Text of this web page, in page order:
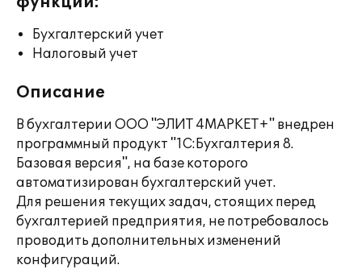
Бухгалтерский учет
Налоговый учет
Описание
В бухгалтерии ООО "ЭЛИТ 4МАРКЕТ+" внедрен
программный продукт "1С:Бухгалтерия 8.
Базовая версия", на базе которого
автоматизирован бухгалтерский учет.
Для решения текущих задач, стоящих перед
бухгалтерией предприятия, не потребовалось
проводить дополнительных изменений
конфигураций.